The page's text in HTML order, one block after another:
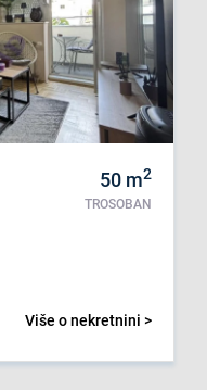
50 m2
TROSOBAN
Više o nekretnini >